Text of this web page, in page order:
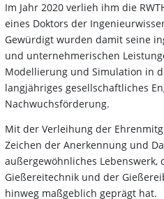
Im Jahr 2020 verlieh ihm die
eines Doktors der
Gewürdigt wurden damit seine
und unternehmerischen
Modellierung und Simulation in
langjähriges gesellschaftliches
Nachwuchsförderung.
Mit der Verleihung der
Zeichen der Anerkennung und
außergewöhnliches Lebenswerk,
Gießereitechnik und der
hinweg maßgeblich geprägt hat.